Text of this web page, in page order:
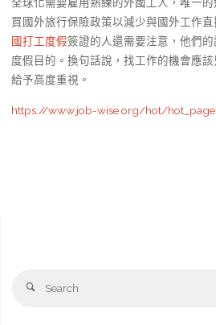
買國外旅行保險政策以減少與國外工作
國打工度假簽證的人還需要注意，他們
度假目的。換句話說，找工作的機會應
給予高度重視。
https://www.job-wise.org/hot/
Search